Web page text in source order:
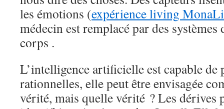
les émotions (expérience living
médecin est remplacé par des systèmes
corps .
L’intelligence artificielle est capable de
rationnelles, elle peut être envisagée
vérité, mais quelle vérité ? Les dérives